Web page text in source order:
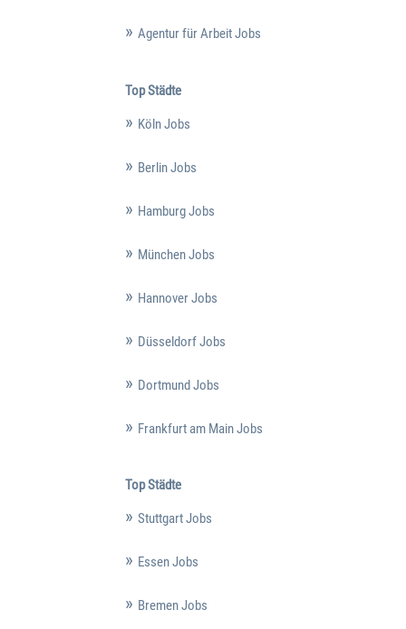
Agentur für Arbeit Jobs
Top Städte
Köln Jobs
Berlin Jobs
Hamburg Jobs
München Jobs
Hannover Jobs
Düsseldorf Jobs
Dortmund Jobs
Frankfurt am Main Jobs
Top Städte
Stuttgart Jobs
Essen Jobs
Bremen Jobs